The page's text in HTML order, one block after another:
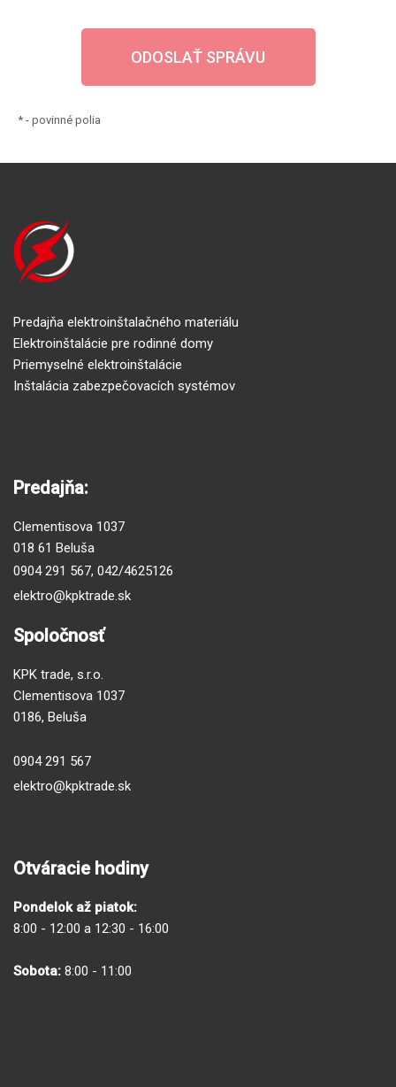
* - povinné polia
Predajňa elektroinštalačného materiálu
Elektroinštalácie pre rodinné domy
Priemyselné elektroinštalácie
Inštalácia zabezpečovacích systémov
Predajňa:
Clementisova 1037
018 61 Beluša
0904 291 567, 042/4625126
elektro@kpktrade.sk
Spoločnosť
KPK trade, s.r.o.
Clementisova 1037
0186, Beluša
0904 291 567
elektro@kpktrade.sk
Otváracie hodiny
Pondelok až piatok:
8:00 - 12:00 a 12:30 - 16:00
Sobota: 8:00 - 11:00